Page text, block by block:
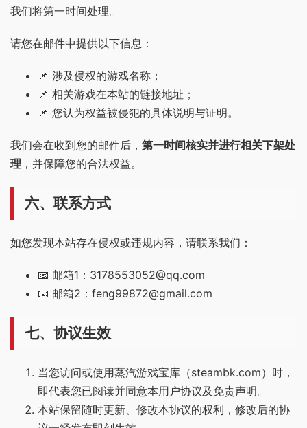
我们将第一时间处理。
请您在邮件中提供以下信息：
📌 涉及侵权的游戏名称；
📌 相关游戏在本站的链接地址；
📌 您认为权益被侵犯的具体说明与证明。
我们会在收到您的邮件后， 第一时间核实并进行相关下架处
理 ，并保障您的合法权益。
六、联系方式
如您发现本站存在侵权或违规内容，请联系我们：
📧 邮箱1： 3178553052@qq.com
📧 邮箱2： feng99872@gmail.com
七、协议生效
当您访问或使用蒸汽游戏宝库（steambk.com）时，
即代表您已阅读并同意本用户协议及免责声明。
本站保留随时更新、修改本协议的权利，修改后的协